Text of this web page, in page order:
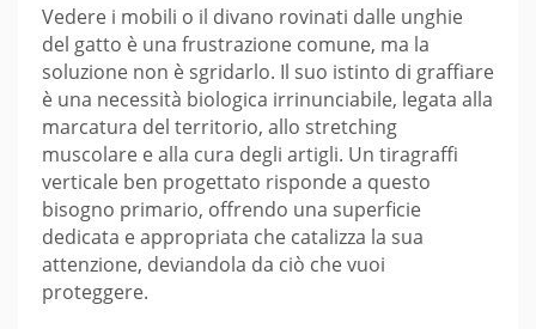
Vedere i mobili o il divano rovinati dalle unghie
del gatto è una frustrazione comune, ma la
soluzione non è sgridarlo. Il suo istinto di graffiare
è una necessità biologica irrinunciabile, legata alla
marcatura del territorio, allo stretching
muscolare e alla cura degli artigli. Un tiragraffi
verticale ben progettato risponde a questo
bisogno primario, offrendo una superficie
dedicata e appropriata che catalizza la sua
attenzione, deviandola da ciò che vuoi
proteggere.